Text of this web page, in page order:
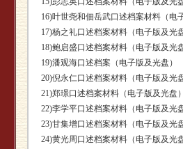
16)叶世尧和佃岳武口述档案材料（电
17)杨之礼口述档案材料（电子版及光盘
18)鲍启盛口述档案材料（电子版及光盘
19)潘观海口述档案（电子版及光盘）
20)倪永仁口述档案材料（电子版及光盘
21)郑璟口述档案材料（电子版及光盘）
22)李学平口述档案材料（电子版及光盘
23)甘集增口述档案材料（电子版及光盘
24)黄光周口述档案材料（电子版及光盘